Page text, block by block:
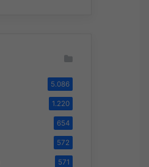
5.086
1.220
654
572
571